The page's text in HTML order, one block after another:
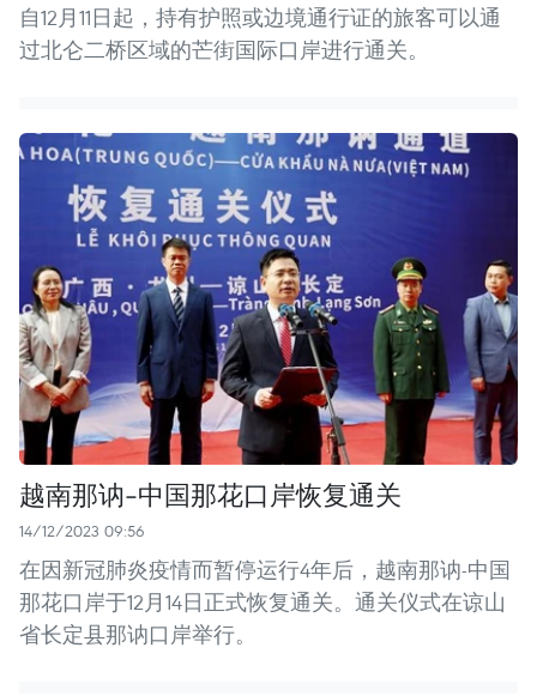
自12月11日起，持有护照或边境通行证的旅客可以通
过北仑二桥区域的芒街国际口岸进行通关。
越南那讷-中国那花口岸恢复通关
14/12/2023 09:56
在因新冠肺炎疫情而暂停运行4年后，越南那讷-中国
那花口岸于12月14日正式恢复通关。通关仪式在谅山
省长定县那讷口岸举行。